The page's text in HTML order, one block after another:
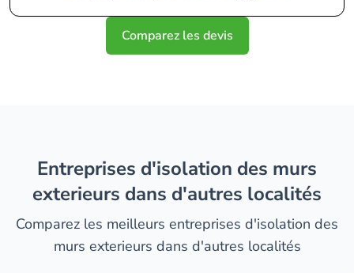
Comparez les devis
entreprises d'isolation des murs
exterieurs dans d'autres localités
Comparez les meilleurs entreprises d'isolation des
murs exterieurs dans d'autres localités